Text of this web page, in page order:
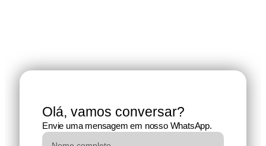
Olá, vamos conversar?
Envie uma mensagem em nosso WhatsApp.